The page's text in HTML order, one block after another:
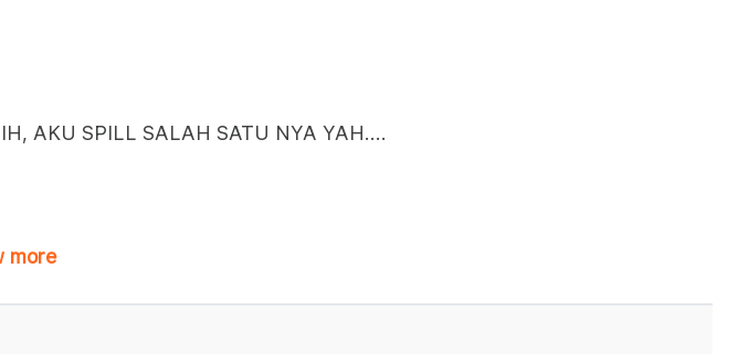
AKU SPILL SALAH SATU NYA YAH....
more